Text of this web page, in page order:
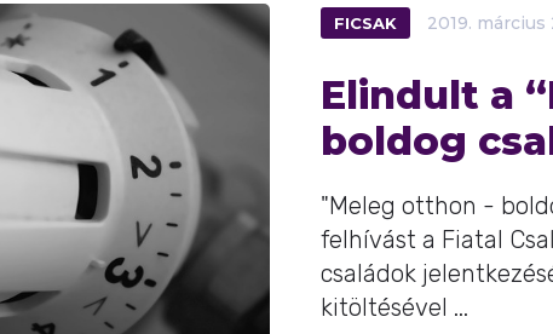
FICSAK 2019. március
Elindult a
boldog
"Meleg otthon -
felhívást a Fiatal
családok
kitöltésével ...